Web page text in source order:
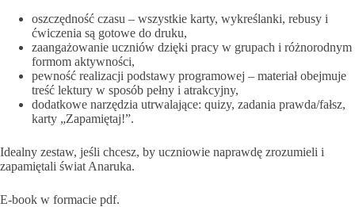
oszczędność czasu – wszystkie karty, wykreślanki, rebusy i
ćwiczenia są gotowe do druku,
zaangażowanie uczniów dzięki pracy w grupach i różnorodnym
formom aktywności,
pewność realizacji podstawy programowej – materiał obejmuje
treść lektury w sposób pełny i atrakcyjny,
dodatkowe narzędzia utrwalające: quizy, zadania prawda/fałsz,
karty „Zapamiętaj!”.
Idealny zestaw, jeśli chcesz, by uczniowie naprawdę zrozumieli i
zapamiętali świat Anaruka.
E-book w formacie pdf.